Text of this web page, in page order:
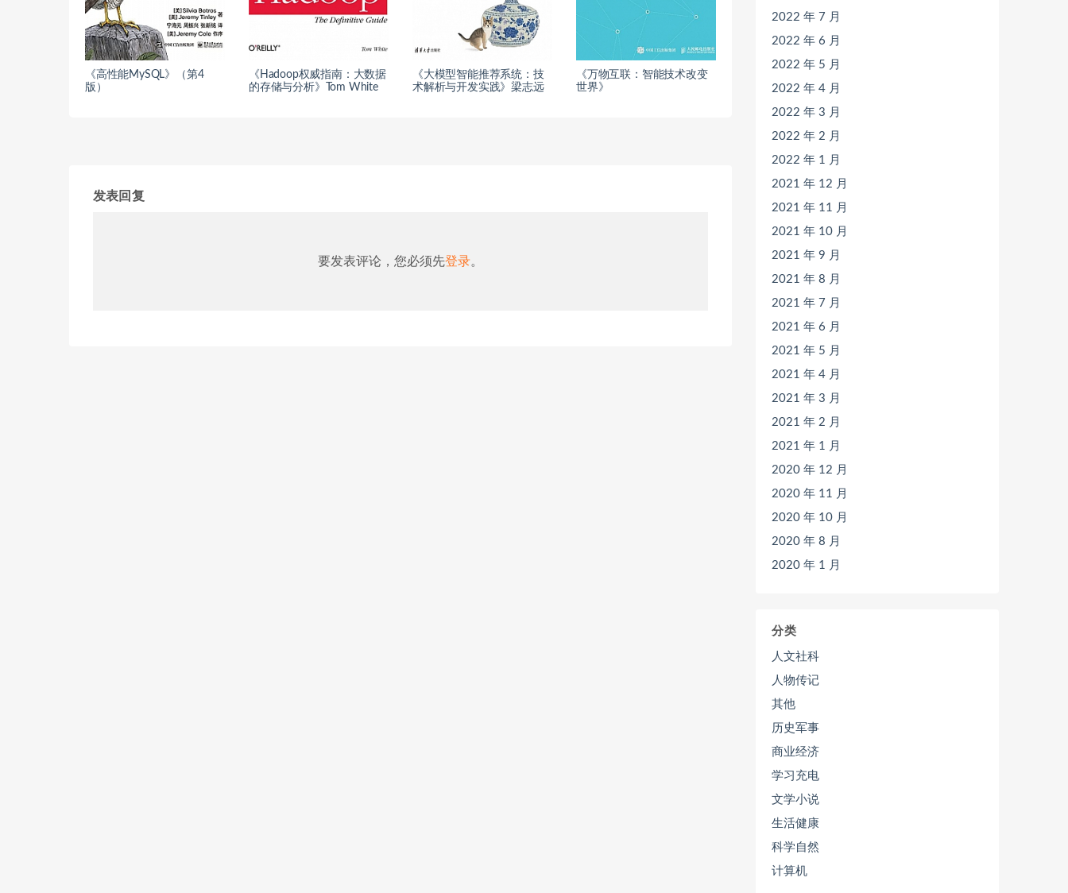
《高性能MySQL》（第4
版）
《Hadoop权威指南：大数据
的存储与分析》Tom White
《大模型智能推荐系统：技
术解析与开发实践》梁志远
《万物互联：智能技术改变
世界》
发表回复
要发表评论，您必须先登录。
2022 年 7 月
2022 年 6 月
2022 年 5 月
2022 年 4 月
2022 年 3 月
2022 年 2 月
2022 年 1 月
2021 年 12 月
2021 年 11 月
2021 年 10 月
2021 年 9 月
2021 年 8 月
2021 年 7 月
2021 年 6 月
2021 年 5 月
2021 年 4 月
2021 年 3 月
2021 年 2 月
2021 年 1 月
2020 年 12 月
2020 年 11 月
2020 年 10 月
2020 年 8 月
2020 年 1 月
分类
人文社科
人物传记
其他
历史军事
商业经济
学习充电
文学小说
生活健康
科学自然
计算机